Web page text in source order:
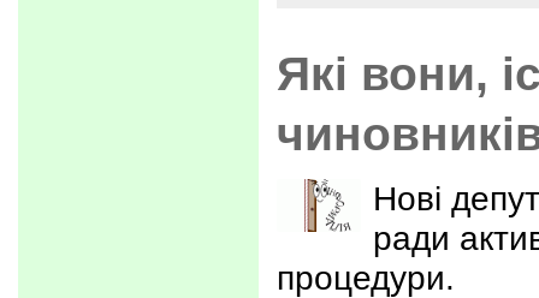
Які вони,
Нові
ради
процедури.